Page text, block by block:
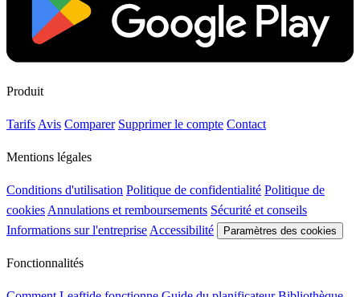
Produit
Tarifs Avis Comparer Supprimer le compte Contact
Mentions légales
Conditions d'utilisation Politique de confidentialité Politique de
cookies Annulations et remboursements Sécurité et conseils
Informations sur l'entreprise Accessibilité Paramètres des cookies
Fonctionnalités